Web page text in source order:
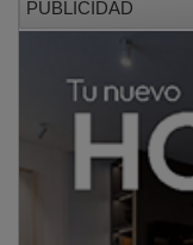
Precisamente el
de la edición
especialmente
tarde terminó
obligó a trasladar
previsto pórtico
Blanca hasta la